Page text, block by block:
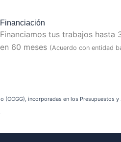
Financiación
Financiamos tus trabajos hasta
en 60 meses (Acuerdo con entidad
(CCGG), incorporadas en los